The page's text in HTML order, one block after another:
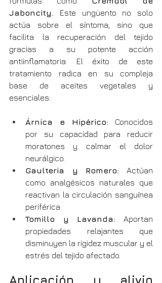
Jaboncity. Este ungüento no solo
actúa sobre el síntoma, sino que
facilita la recuperación del tejido
gracias a su potente acción
antiinflamatoria. El éxito de este
tratamiento radica en su compleja
base de aceites vegetales y
esenciales:
Árnica e Hipérico: Conocidos
por su capacidad para reducir
moratones y calmar el dolor
neurálgico.
Gaulteria y Romero: Actúan
como analgésicos naturales que
reactivan la circulación sanguínea
periférica.
Tomillo y Lavanda: Aportan
propiedades relajantes que
disminuyen la rigidez muscular y el
estrés del tejido afectado.
Aplicación y alivio